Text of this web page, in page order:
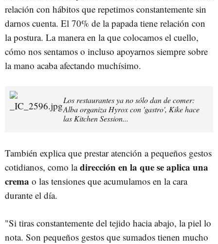
relación con hábitos que repetimos constantemente sin
darnos cuenta. El 70% de la papada tiene relación con
la postura. La manera en la que colocamos el cuello,
cómo nos sentamos o incluso apoyarnos siempre sobre
la mano acaba afectando muchísimo.
Los restaurantes ya no sólo dan de comer:
Alba organiza Hyrox con 'gastro', Kike hace
las Kitchen Session...
También explica que prestar atención a pequeños gestos
cotidianos, como ladirección en la que se aplica una
crema o las tensiones que acumulamos en la cara
durante el día.
"Si tiras constantemente del tejido hacia abajo, la piel lo
nota. Son pequeños gestos que sumados tienen mucho